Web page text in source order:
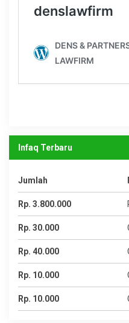
Infaq Terbaru
Jumlah
Rp. 3.800.000
Rp. 30.000
Rp. 40.000
Rp. 10.000
Rp. 10.000